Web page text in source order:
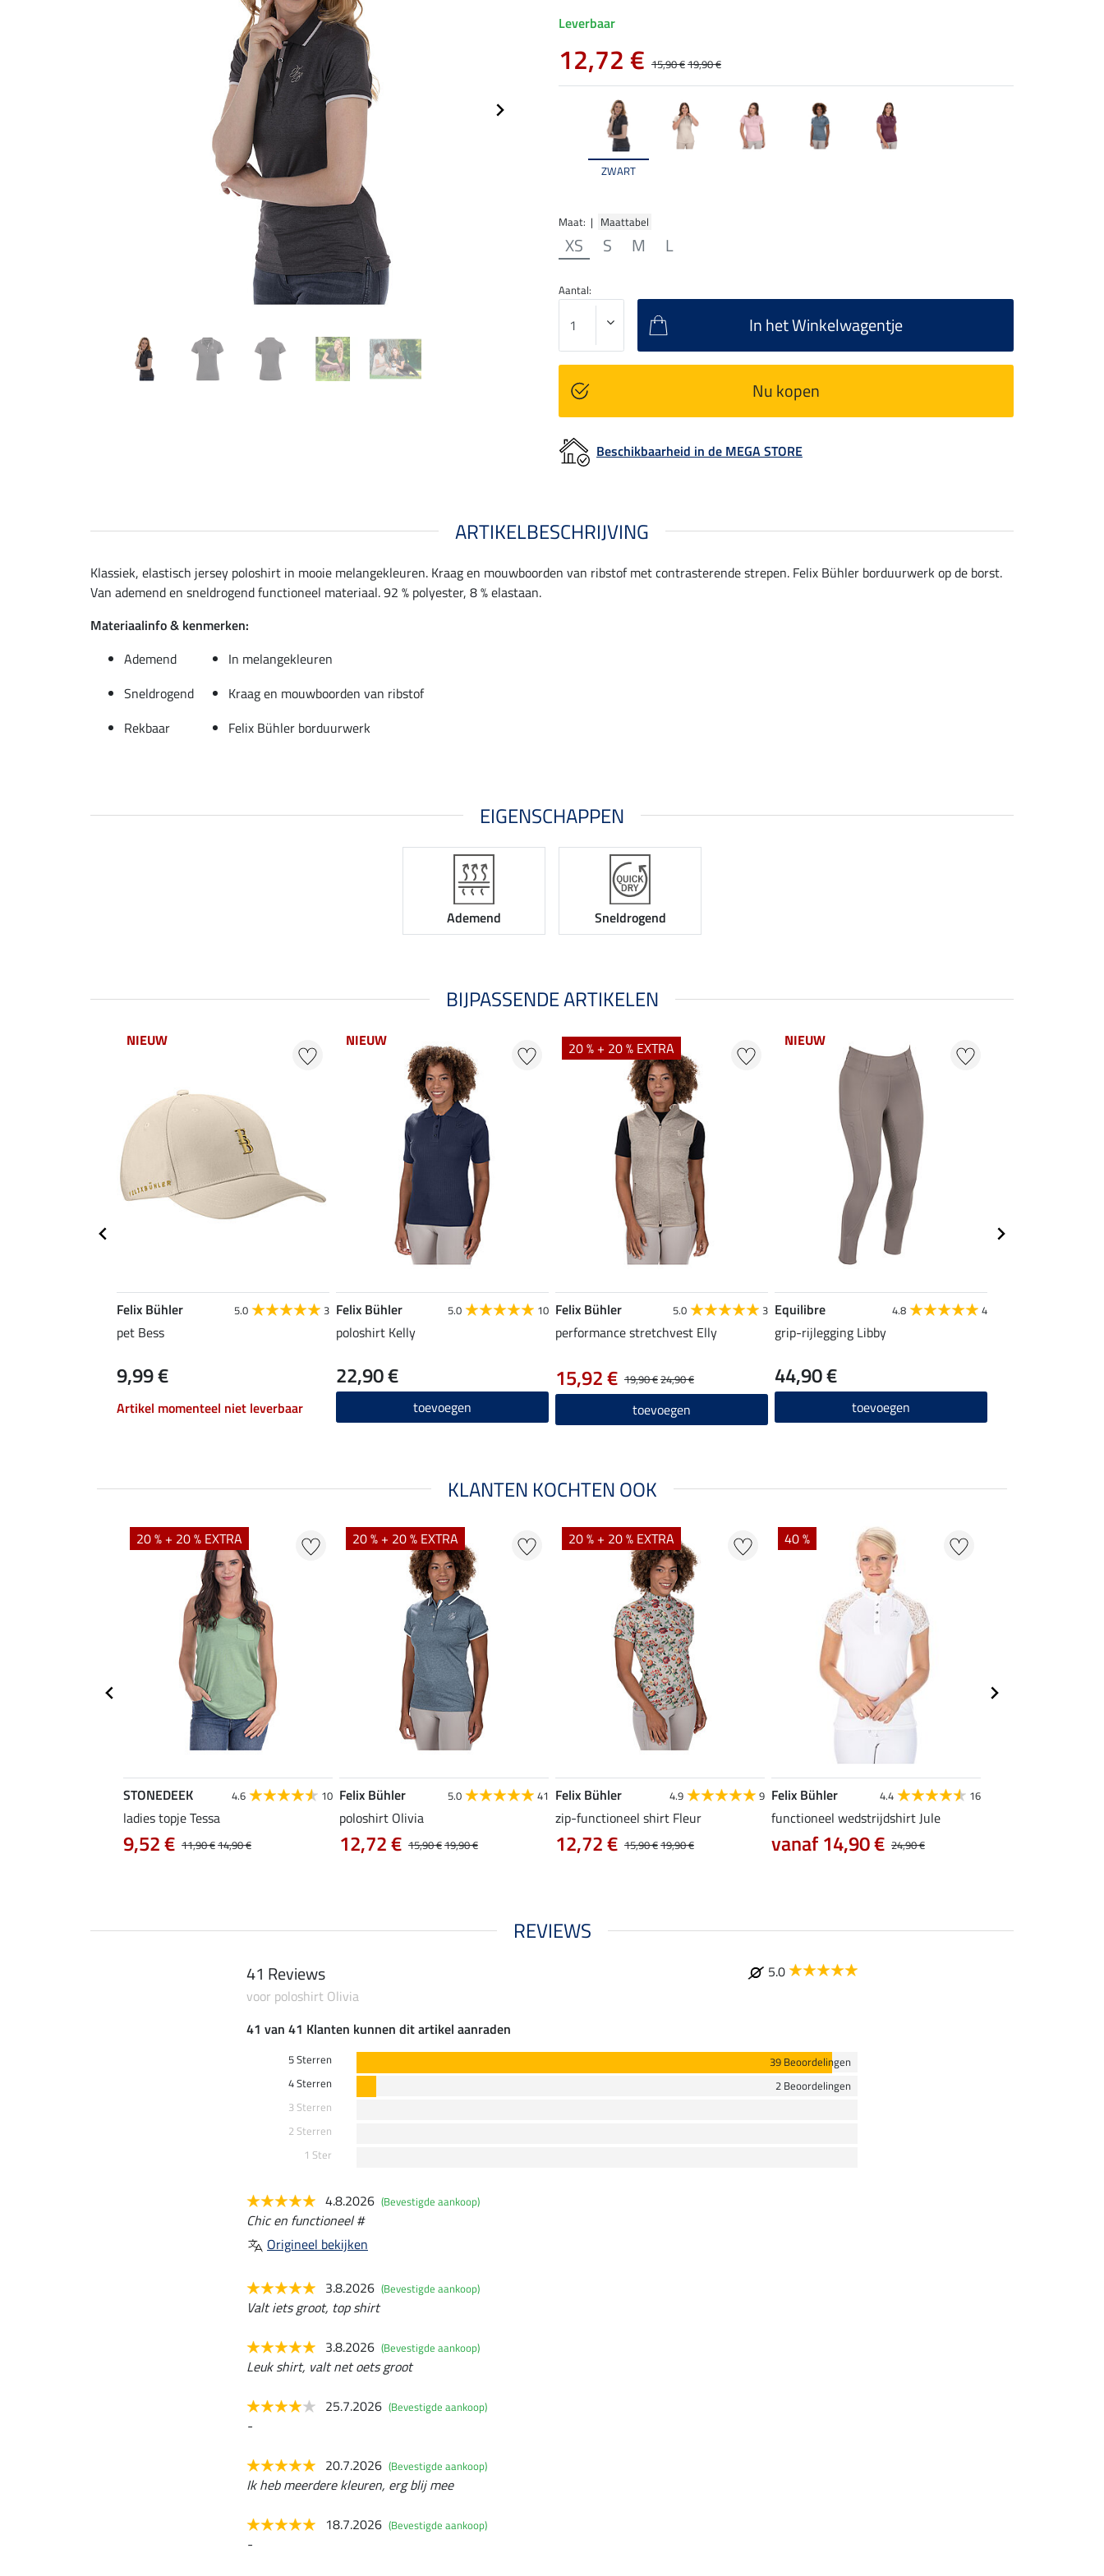
ZWART
Maat: | Maattabel
XS S M L
Leverbaar
12,72 € 15,90 €19,90 €
Aantal:
In het Winkelwagentje
Nu kopen
Beschikbaarheid in de MEGA STORE
ARTIKELBESCHRIJVING
Klassiek, elastisch jersey poloshirt in mooie melangekleuren. Kraag en mouwboorden van ribstof met contrasterende strepen. Felix Bühler borduurwerk op de borst.
Van ademend en sneldrogend functioneel materiaal. 92 % polyester, 8 % elastaan.
Materiaalinfo & kenmerken:
Ademend
In melangekleuren
Sneldrogend
Kraag en mouwboorden van ribstof
Rekbaar
Felix Bühler borduurwerk
EIGENSCHAPPEN
Ademend Sneldrogend
BIJPASSENDE ARTIKELEN
NIEUW
Felix Bühler 5.0 3
pet Bess
9,99 €
Artikel momenteel niet leverbaar
NIEUW
Felix Bühler 5.0 10
poloshirt Kelly
22,90 €
toevoegen
20 % + 20 % EXTRA
Felix Bühler 5.0 3
performance stretchvest Elly
19,90 €24,90 €
15,92 €
toevoegen
NIEUW
Equilibre 4.8 4
grip-rijlegging Libby
44,90 €
toevoegen
KLANTEN KOCHTEN OOK
20 % + 20 % EXTRA
STONEDEEK 4.6 10
ladies topje Tessa
11,90 €14,90 €
9,52 €
20 % + 20 % EXTRA
Felix Bühler 5.0 41
poloshirt Olivia
15,90 €19,90 €
12,72 €
20 % + 20 % EXTRA
Felix Bühler 4.9 9
zip-functioneel shirt Fleur
15,90 €19,90 €
12,72 €
40 %
Felix Bühler 4.4 16
functioneel wedstrijdshirt Jule
24,90 €
vanaf 14,90 €
REVIEWS
41 Reviews
5.0
voor poloshirt Olivia
41 van 41 Klanten kunnen dit artikel aanraden
5 Sterren
39 Beoordelingen
4 Sterren
2 Beoordelingen
3 Sterren
2 Sterren
1 Ster
4.8.2026 (Bevestigde aankoop)
Chic en functioneel #
Origineel bekijken
3.8.2026 (Bevestigde aankoop)
Valt iets groot, top shirt
3.8.2026 (Bevestigde aankoop)
Leuk shirt, valt net oets groot
25.7.2026 (Bevestigde aankoop)
-
20.7.2026 (Bevestigde aankoop)
Ik heb meerdere kleuren, erg blij mee
18.7.2026 (Bevestigde aankoop)
-